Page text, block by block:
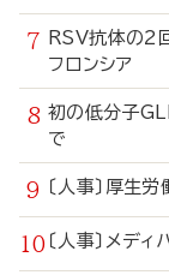
RSV抗体の2
フロンシア
初の低分子
で
〔人事〕厚生
〔人事〕メデ